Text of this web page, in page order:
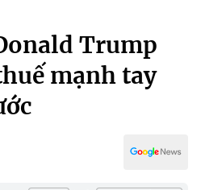
Trump
mạnh tay